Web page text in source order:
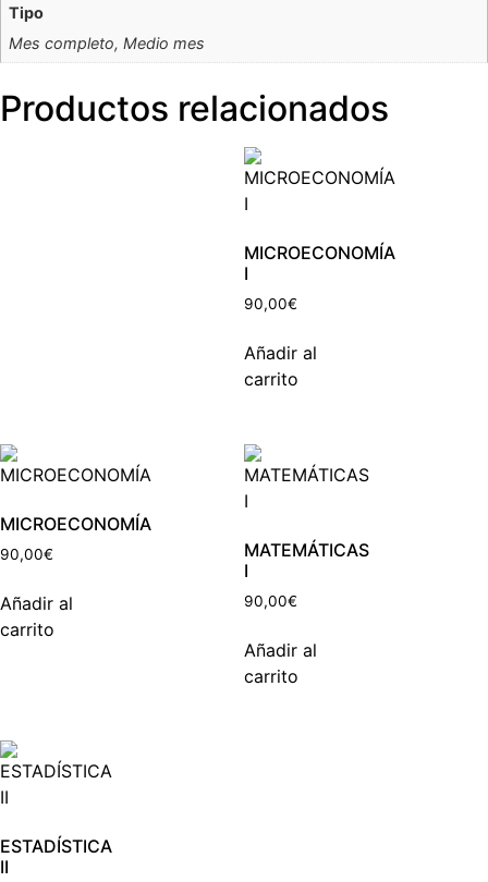
Tipo
Mes completo, Medio mes
Productos relacionados
MICROECONOMÍA
I
90,00€
Añadir al
carrito
MICROECONOMÍA
90,00€
Añadir al
carrito
MATEMÁTICAS
I
90,00€
Añadir al
carrito
ESTADÍSTICA
II